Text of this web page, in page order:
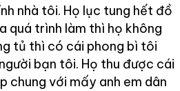
nhà tôi. Họ lục tung hết đồ
quá trình làm thì họ không
tủ thì có cái phong bì tôi
bạn tôi. Họ thu được cái
chung với mấy anh em dân